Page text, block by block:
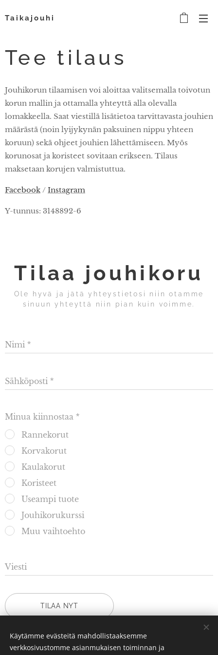
Taikajouhi
Tee tilaus
Jouhikorun tilaamisen voi aloittaa valitsemalla toivotun
korun mallin ja ottamalla yhteyttä alla olevalla
lomakkeella. Saat viestillä lisätietoa tarvittavasta jouhien
määrästä (noin lyijykynän paksuinen nippu yhteen
koruun) sekä ohjeet jouhien lähettämiseen. Myös
korunosat ja koristeet sovitaan erikseen. Tilaus
maksetaan korujen valmistuttua.
Facebook/ Instagram
Y-tunnus: 3148892-6
Tilaa jouhikoru
Ole hyvä ja jätä yhteystietosi niin otamme
sinuun yhteyttä niin pian kuin voimme.
Nimi
Sähköposti
Minua kiinnostaa
Rannekorut
Korvakorut
Kaulakorut
Koristeet
Useampi tuote
Jouhikorukurssi
Muu vaihtoehto
Viesti
TILAA NYT
Käytämme evästeitä mahdollistaaksemme
verkkosivustomme asianmukaisen toiminnan ja